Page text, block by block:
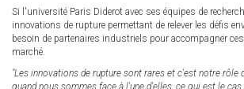
Si l'université Paris Diderot avec ses équipes de
innovations de rupture permettant de relever les défis
besoin de partenaires industriels pour accompagner
marché.
"Les innovations de rupture sont rares et c'est notre rôle